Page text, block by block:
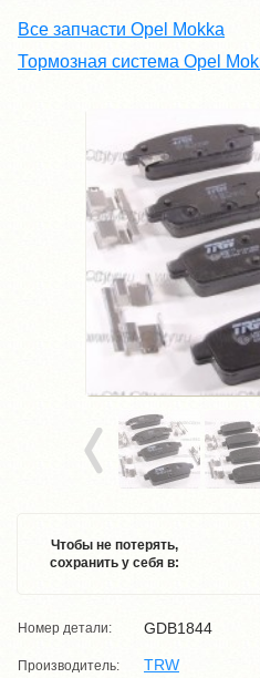
Все запчасти Opel Mokka
Тормозная система Opel
Чтобы не потерять,
сохранить у себя в:
Номер детали: GDB1844
Производитель: TRW